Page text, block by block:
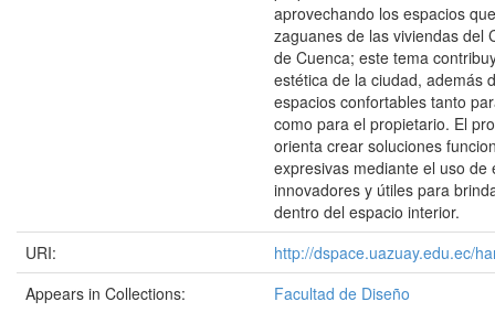
aprovechando los espacios
zaguanes de las viviendas del
de Cuenca; este tema
estética de la ciudad, además
espacios confortables tanto
como para el propietario. El
orienta crear soluciones
expresivas mediante el uso de
innovadores y útiles para
dentro del espacio interior.
URI:
http://dspace.uazuay.edu.ec/
Appears in Collections:
Facultad de Diseño